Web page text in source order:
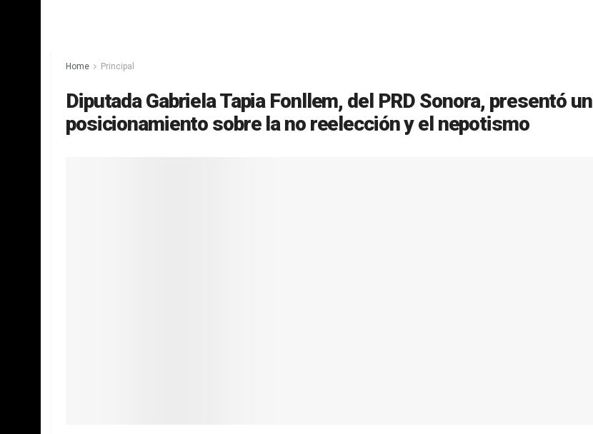
Home Principal
Diputada Gabriela Tapia Fonllem, del PRD Sonora, presentó un
posicionamiento sobre la no reelección y el nepotismo